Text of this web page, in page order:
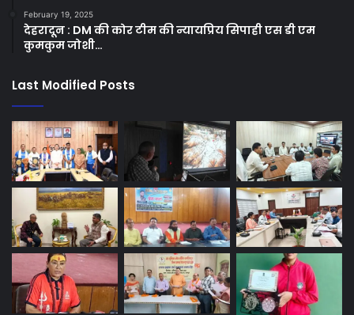
February 19, 2025
देहरादून : DM की कोर टीम की न्यायप्रिय सिपाही एस डी एम
कुमकुम जोशी…
Last Modified Posts